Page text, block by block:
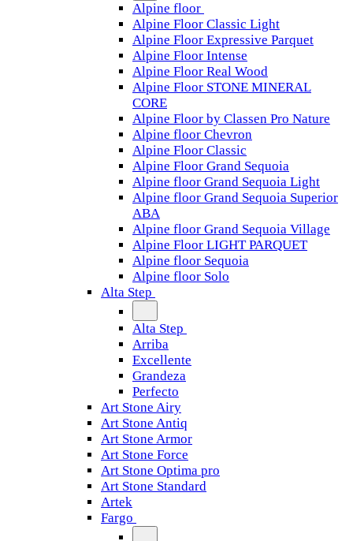
Alpine floor
Alpine Floor Classic Light
Alpine Floor Expressive Parquet
Alpine Floor Intense
Alpine Floor Real Wood
Alpine Floor STONE MINERAL
CORE
Alpine Floor by Classen Pro Nature
Alpine floor Chevron
Alpine Floor Classic
Alpine Floor Grand Sequoia
Alpine floor Grand Sequoia Light
Alpine floor Grand Sequoia Superior
ABA
Alpine floor Grand Sequoia Village
Alpine Floor LIGHT PARQUET
Alpine floor Sequoia
Alpine floor Solo
Alta Step
Alta Step
Arriba
Excellente
Grandeza
Perfecto
Art Stone Airy
Art Stone Antiq
Art Stone Armor
Art Stone Force
Art Stone Optima pro
Art Stone Standard
Artek
Fargo